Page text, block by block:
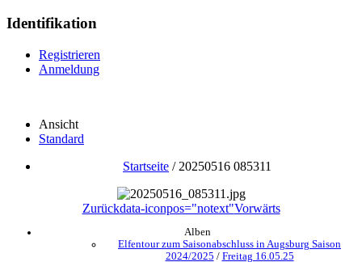
Identifikation
Registrieren
Anmeldung
Ansicht
Standard
Startseite / 20250516 085311
Zurückdata-iconpos="notext"Vorwärts
Alben
Elfentour zum Saisonabschluss in Augsburg Saison
2024/2025 / Freitag 16.05.25